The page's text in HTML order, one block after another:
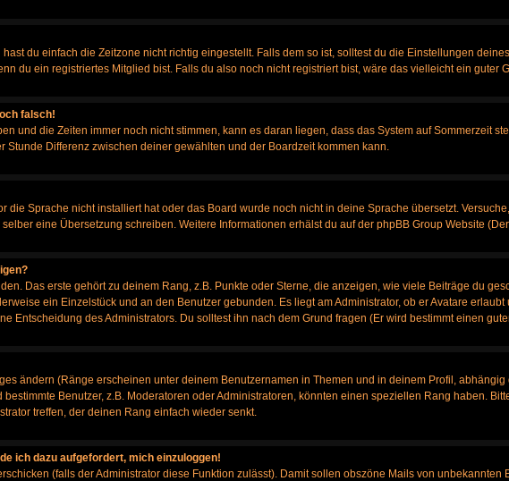
du einfach die Zeitzone nicht richtig eingestellt. Falls dem so ist, solltest du die Einstellungen
du ein registriertes Mitglied bist. Falls du also noch nicht registriert bist, wäre das vielleicht ein guter
falsch!
und die Zeiten immer noch nicht stimmen, kann es daran liegen, dass das System auf Sommerzeit
Differenz zwischen deiner gewählten und der Boardzeit kommen kann.
die Sprache nicht installiert hat oder das Board wurde noch nicht in deine Sprache übersetzt.
eine Übersetzung schreiben. Weitere Informationen erhälst du auf der phpBB Group Website
Das erste gehört zu deinem Rang, z.B. Punkte oder Sterne, die anzeigen, wie viele Beiträge du
ein Einzelstück und an den Benutzer gebunden. Es liegt am Administrator, ob er Avatare
Entscheidung des Administrators. Du solltest ihn nach dem Grund fragen (Er wird bestimmt einen
ändern (Ränge erscheinen unter deinem Benutzernamen in Themen und in deinem Profil,
Benutzer, z.B. Moderatoren oder Administratoren, könnten einen speziellen Rang haben.
treffen, der deinen Rang einfach wieder senkt.
ich dazu aufgefordert, mich einzuloggen!
(falls der Administrator diese Funktion zulässt). Damit sollen obszöne Mails von unbekannten